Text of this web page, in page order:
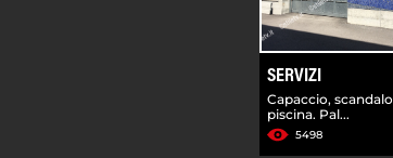
SERVIZI
Capaccio, scandalo
piscina. Pal...
5498